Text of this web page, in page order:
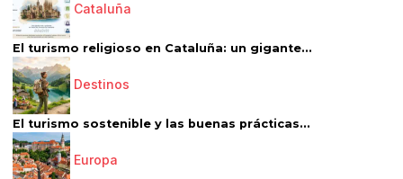
Cataluña
El turismo religioso en Cataluña: un gigante...
Destinos
El turismo sostenible y las buenas prácticas...
Europa